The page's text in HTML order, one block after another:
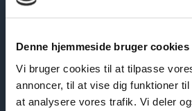
Denne hjemmeside bruger cookies
Vi bruger cookies til at tilpasse
annoncer, til at vise dig funktioner
at analysere vores trafik. Vi deler